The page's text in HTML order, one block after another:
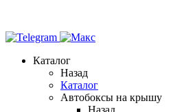
Каталог
Назад
Каталог
Автобоксы на крышу
Назад